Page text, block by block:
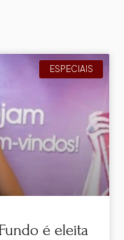
ESPECIAIS
é eleita